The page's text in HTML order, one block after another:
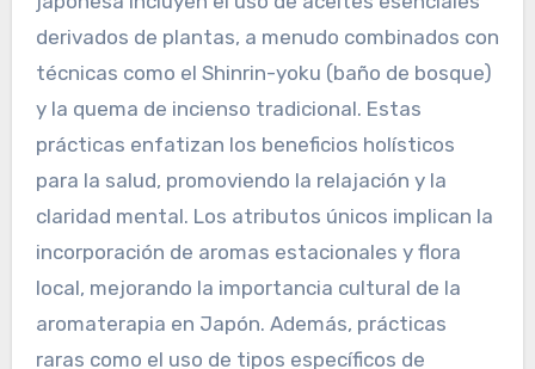
¿Qué métodos tradicionales
se utilizan en la
aromaterapia japonesa?
Los métodos tradicionales en la aromaterapia
japonesa incluyen el uso de aceites esenciales
derivados de plantas, a menudo combinados con
técnicas como el Shinrin-yoku (baño de bosque)
y la quema de incienso tradicional. Estas
prácticas enfatizan los beneficios holísticos